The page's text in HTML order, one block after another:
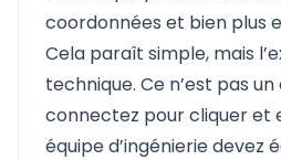
coordonnées et bien plus
Cela paraît simple, mais
technique. Ce n’est pas
connectez pour cliquer et
équipe d’ingénierie devez